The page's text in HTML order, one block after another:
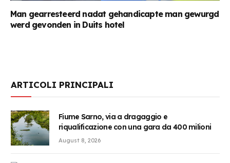
Man gearresteerd nadat gehandicapte man gewurgd
werd gevonden in Duits hotel
ARTICOLI PRINCIPALI
Fiume Sarno, via a dragaggio e
riqualificazione con una gara da 400 milioni
August 8, 2026